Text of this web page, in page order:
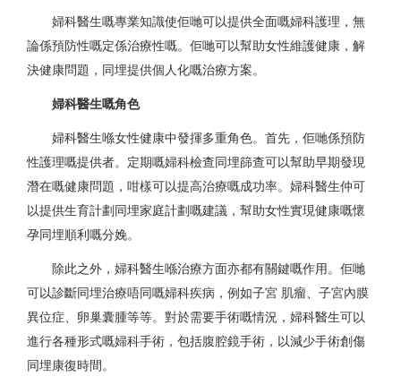
婦科醫生嘅專業知識使佢哋可以提供全面嘅婦科護理，無
論係預防性嘅定係治療性嘅。佢哋可以幫助女性維護健康，解
決健康問題，同埋提供個人化嘅治療方案。
婦科醫生嘅角色
婦科醫生喺女性健康中發揮多重角色。首先，佢哋係預防
性護理嘅提供者。定期嘅婦科檢查同埋篩查可以幫助早期發現
潛在嘅健康問題，咁樣可以提高治療嘅成功率。婦科醫生仲可
以提供生育計劃同埋家庭計劃嘅建議，幫助女性實現健康嘅懷
孕同埋順利嘅分娩。
除此之外，婦科醫生喺治療方面亦都有關鍵嘅作用。佢哋
可以診斷同埋治療唔同嘅婦科疾病，例如子宮 肌瘤、子宮內膜
異位症、卵巢囊腫等等。對於需要手術嘅情況，婦科醫生可以
進行各種形式嘅婦科手術，包括腹腔鏡手術，以減少手術創傷
同埋康復時間。